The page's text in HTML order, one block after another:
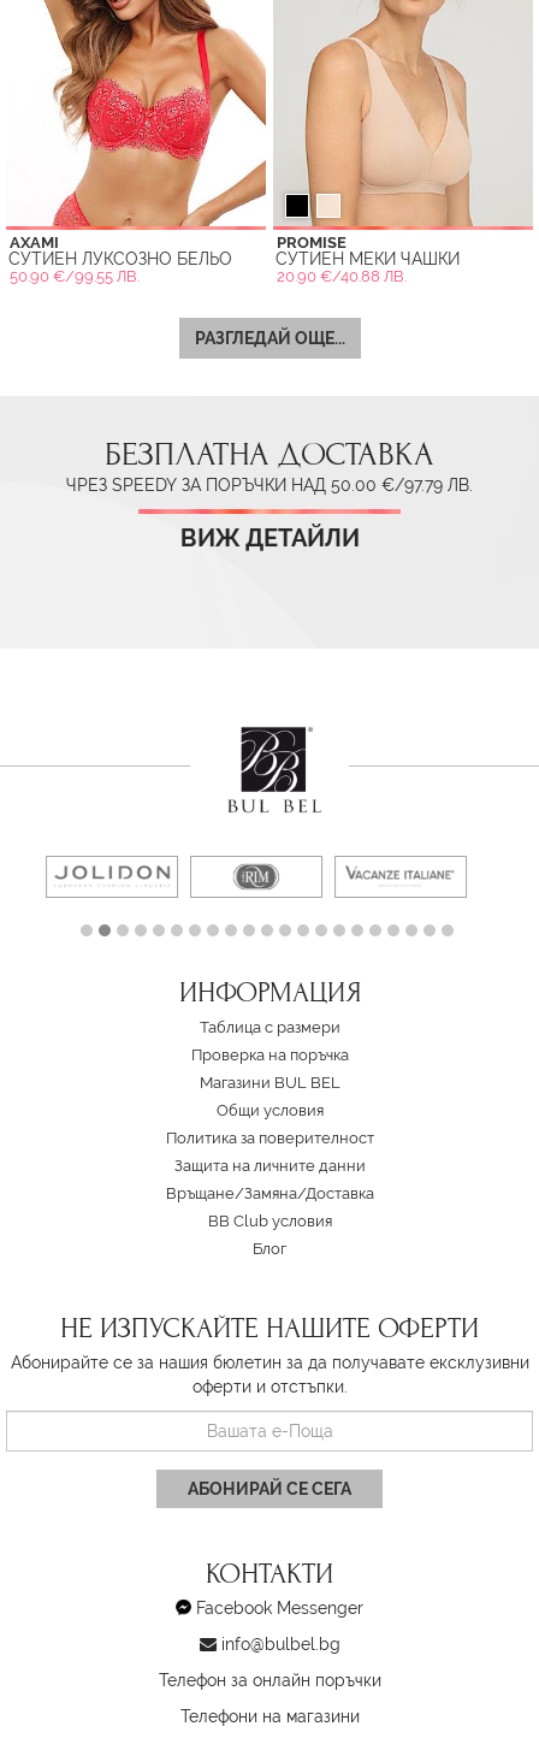
AXAMI
СУТИЕН ЛУКСОЗНО БЕЛЬО
50.90 €/99.55 ЛВ.
PROMISE
СУТИЕН МЕКИ ЧАШКИ
20.90 €/40.88 ЛВ.
РАЗГЛЕДАЙ ОЩЕ...
БЕЗПЛАТНА ДОСТАВКА
ЧРЕЗ SPEEDY ЗА ПОРЪЧКИ НАД 50.00 €/97.79 ЛВ.
ВИЖ ДЕТАЙЛИ
ИНФОРМАЦИЯ
Таблица с размери
Проверка на поръчка
Магазини BUL BEL
Oбщи условия
Политика за поверителност
Защита на личните данни
Връщане/Замяна/Доставка
BB Club условия
Блог
НЕ ИЗПУСКАЙТЕ НАШИТЕ ОФЕРТИ
Абонирайте се за нашия бюлетин за да получавате ексклузивни
оферти и отстъпки.
АБОНИРАЙ СЕ СЕГА
КОНТАКТИ
Facebook Messenger
info@bulbel.bg
Телефон за онлайн поръчки
Телефони на магазини